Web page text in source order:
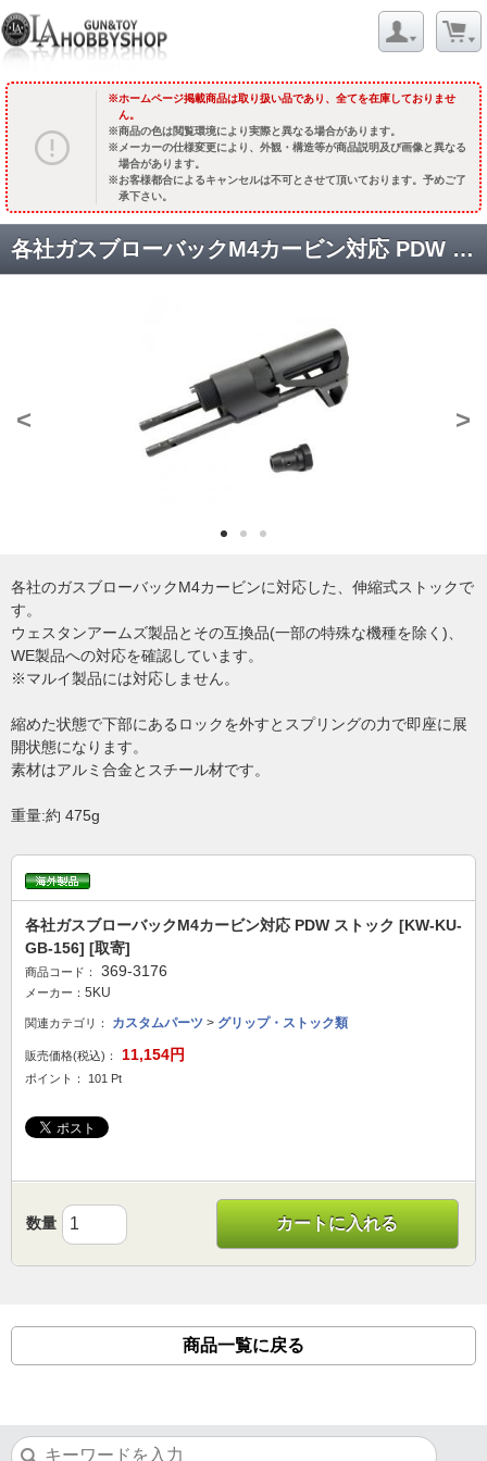
ホームページ掲載商品は取り扱い品であり、全てを在庫しておりませ
ん。
商品の色は閲覧環境により実際と異なる場合があります。
メーカーの仕様変更により、外観・構造等が商品説明及び画像と異なる
場合があります。
お客様都合によるキャンセルは不可とさせて頂いております。予めご了
承下さい。
各社ガスブローバックM4カービン対応 PDW ストック [KW-KU-GB-156] [取寄]
< >
各社のガスブローバックM4カービンに対応した、伸縮式ストックで
す。
ウェスタンアームズ製品とその互換品(一部の特殊な機種を除く)、
WE製品への対応を確認しています。
※マルイ製品には対応しません。
縮めた状態で下部にあるロックを外すとスプリングの力で即座に展
開状態になります。
素材はアルミ合金とスチール材です。
重量:約 475g
各社ガスブローバックM4カービン対応 PDW ストック [KW-KU-
GB-156] [取寄]
商品コード： 369-3176
メーカー： 5KU
関連カテゴリ： カスタムパーツ > グリップ・ストック類
販売価格(税込)： 11,154円
ポイント： 101 Pt
数量 カートに入れる
商品一覧に戻る